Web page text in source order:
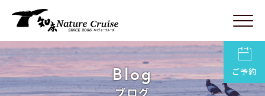
ご予約
Blog
ブログ